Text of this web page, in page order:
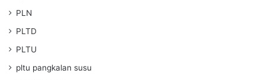
PLN
PLTD
PLTU
pltu pangkalan susu